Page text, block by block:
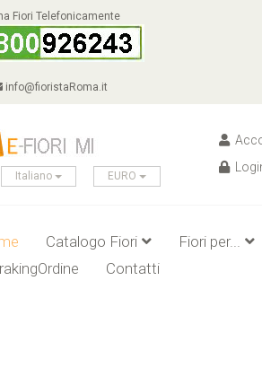
Fiori Telefonicamente
info@fioristaRoma.it
Italiano EURO
Catalogo Fiori
Fiori per...
Contatti